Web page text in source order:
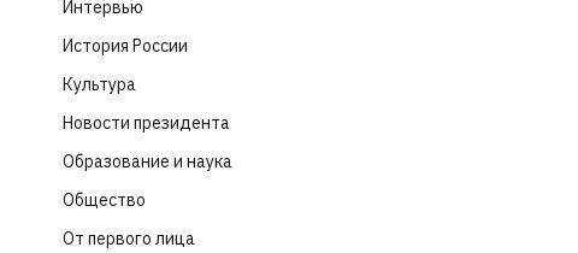
Интервью
История России
Культура
Новости президента
Образование и наука
Общество
От первого лица